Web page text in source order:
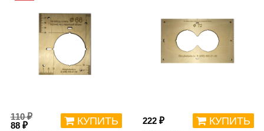
110 ₽
88 ₽
КУПИТЬ 222 ₽ КУПИТЬ